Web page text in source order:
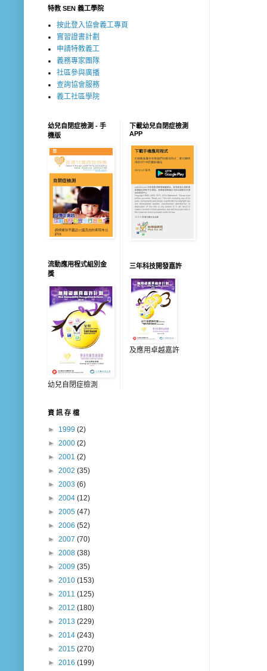
特教 SEN 義工學院
按此登入協會義工專頁
實習證書計劃
申請特教義工
義務專家團隊
社區參與廣播
查詢協會服務
義工社區學院
幼兒自閉症檢測 - 手
機版
流動應用程式組別金
獎
幼兒自閉症檢測
下載幼兒自閉症檢測
APP
三年科技開發嘉許
及應用卓越嘉許
資 訊 存 檔
► 1999 (2)
► 2000 (2)
► 2001 (2)
► 2002 (35)
► 2003 (6)
► 2004 (12)
► 2005 (47)
► 2006 (52)
► 2007 (70)
► 2008 (38)
► 2009 (35)
► 2010 (153)
► 2011 (125)
► 2012 (180)
► 2013 (229)
► 2014 (243)
► 2015 (270)
► 2016 (199)